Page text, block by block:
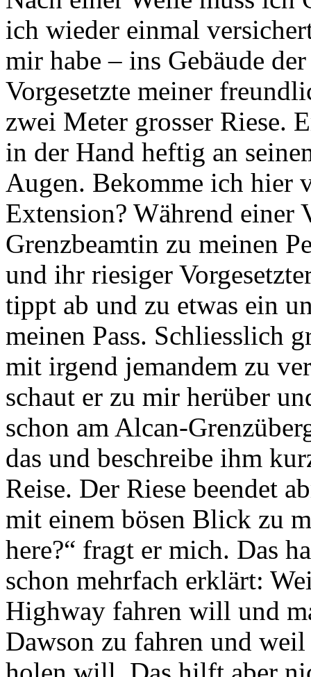
ich wieder einmal
mir habe – ins Gebäude
Vorgesetzte meiner
zwei Meter grosser Riese.
in der Hand heftig an
Augen. Bekomme ich hier
Extension? Während einer
Grenzbeamtin zu meinen
und ihr riesiger
tippt ab und zu etwas ein
meinen Pass. Schliesslich
mit irgend jemandem zu
schaut er zu mir herüber
schon am Alcan-
das und beschreibe ihm
Reise. Der Riese beendet
mit einem bösen Blick zu
here?“ fragt er mich. Das
schon mehrfach erklärt:
Highway fahren will und
Dawson zu fahren und